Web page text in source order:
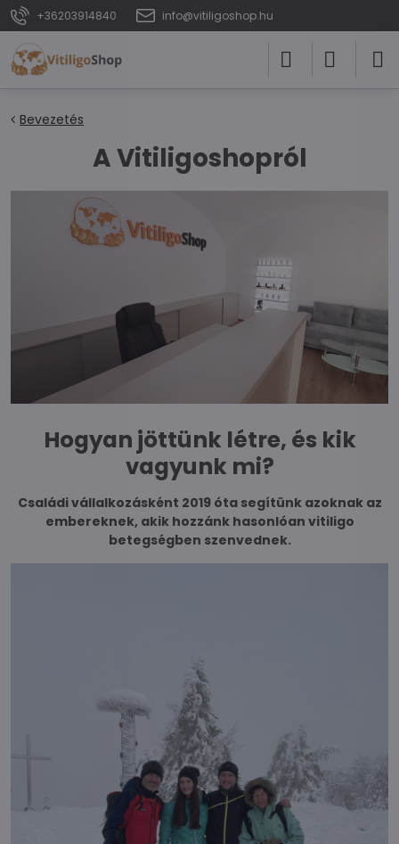
+36203914840 info@vitiligoshop.hu
Bevezetés
A Vitiligoshopról
Hogyan jöttünk létre, és kik
vagyunk mi?
Családi vállalkozásként 2019 óta segítünk azoknak az
embereknek, akik hozzánk hasonlóan vitiligo
betegségben szenvednek.